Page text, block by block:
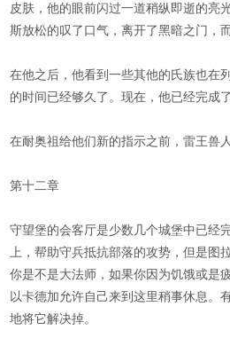
皮肤，他的眼前闪过一道稍纵即逝的亮
斯放松的叹了口气，离开了黑暗之门，
在他之后，他看到一些其他的氏族也在
的时间已经够久了。现在，他已经完成
在耐奥祖给他们新的指示之前，雷王兽
第十二章
守望堡的会客厅是少数几个城堡中已经
上，帮助守兵抵抗部落的攻势，但是
你是不是大法师，如果你因为饥饿或是
以卡德加允许自己来到这里稍事休息。
地将它解决掉。